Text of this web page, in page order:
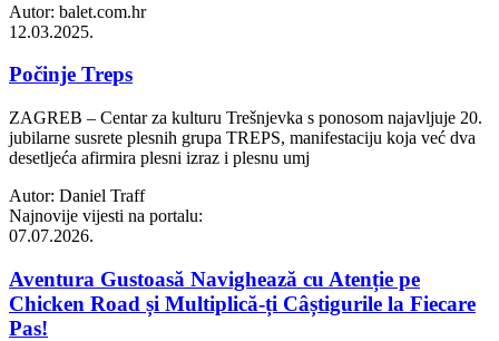
Autor: balet.com.hr
12.03.2025.
Počinje Treps
ZAGREB – Centar za kulturu Trešnjevka s ponosom najavljuje 20.
jubilarne susrete plesnih grupa TREPS, manifestaciju koja već dva
desetljeća afirmira plesni izraz i plesnu umj
Autor: Daniel Traff
Najnovije vijesti na portalu:
07.07.2026.
Aventura Gustoasă Navighează cu Atenție pe
Chicken Road și Multiplică-ți Câștigurile la Fiecare
Pas!